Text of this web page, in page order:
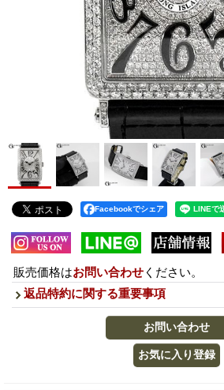
Facebookでシェア
販売価格はお問い合わせ ください。
返品特約に関する重要事項